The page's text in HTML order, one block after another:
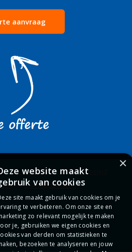
aanvraag
Cookiebeleid
Privacybeleid
U verkoopt liften
×
website maakt
van cookies
site maakt gebruik van cookies om je
te verbeteren. Om onze site en
zo relevant mogelijk te maken
je, gebruiken we eigen cookies en
van derden om statistieken te
bezoeken te analyseren en jouw